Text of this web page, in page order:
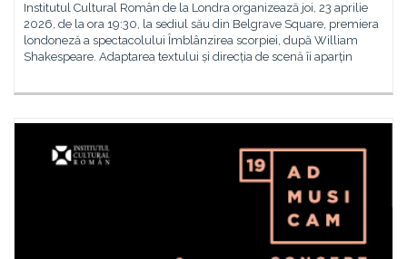
Institutul Cultural Român de la Londra organizează joi, 23 aprilie
2026, de la ora 19:30, la sediul său din Belgrave Square, premiera
londoneză a spectacolului Îmblânzirea scorpiei, după William
Shakespeare. Adaptarea textului și direcția de scenă îi aparțin